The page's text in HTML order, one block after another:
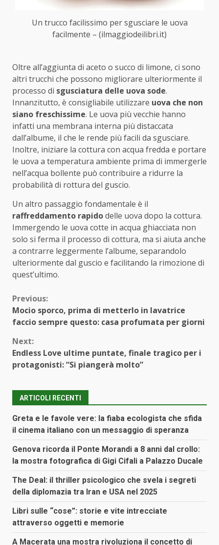
Un trucco facilissimo per sgusciare le uova
facilmente – (ilmaggiodeilibri.it)
Oltre all’aggiunta di aceto o succo di limone, ci sono
altri trucchi che possono migliorare ulteriormente il
processo di sgusciatura delle uova sode.
Innanzitutto, è consigliabile utilizzare uova che non
siano freschissime. Le uova più vecchie hanno
infatti una membrana interna più distaccata
dall’albume, il che le rende più facili da sgusciare.
Inoltre, iniziare la cottura con acqua fredda e portare
le uova a temperatura ambiente prima di immergerle
nell’acqua bollente può contribuire a ridurre la
probabilità di rottura del guscio.
Un altro passaggio fondamentale è il
raffreddamento rapidodelle uova dopo la cottura.
Immergendo le uova cotte in acqua ghiacciata non
solo si ferma il processo di cottura, ma si aiuta anche
a contrarre leggermente l’albume, separandolo
ulteriormente dal guscio e facilitando la rimozione di
quest’ultimo.
Continue
Reading
Previous:
Mocio sporco, prima di metterlo in lavatrice
faccio sempre questo: casa profumata per giorni
Next:
Endless Love ultime puntate, finale tragico per i
protagonisti: “Si piangerà molto”
ARTICOLI RECENTI
Greta e le favole vere: la fiaba ecologista che sfida
il cinema italiano con un messaggio di speranza
Genova ricorda il Ponte Morandi a 8 anni dal crollo:
la mostra fotografica di Gigi Cifali a Palazzo Ducale
The Deal: il thriller psicologico che svela i segreti
della diplomazia tra Iran e USA nel 2025
Libri sulle “cose”: storie e vite intrecciate
attraverso oggetti e memorie
A Macerata una mostra rivoluziona il concetto di